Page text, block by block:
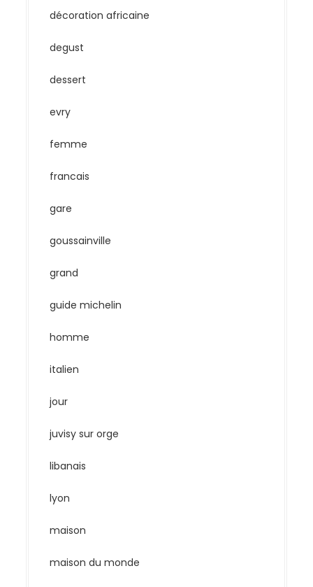
décoration africaine
degust
dessert
evry
femme
francais
gare
goussainville
grand
guide michelin
homme
italien
jour
juvisy sur orge
libanais
lyon
maison
maison du monde